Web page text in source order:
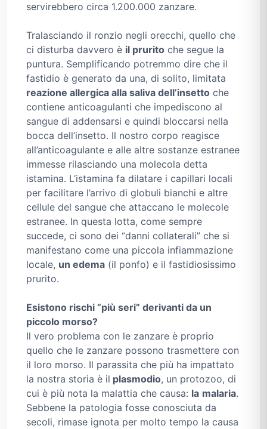
servirebbero circa 1.200.000 zanzare.
Tralasciando il ronzio negli orecchi, quello che
ci disturba davvero è il prurito che segue la
puntura. Semplificando potremmo dire che il
fastidio è generato da una, di solito, limitata
reazione allergica alla saliva dell’insetto che
contiene anticoagulanti che impediscono al
sangue di addensarsi e quindi bloccarsi nella
bocca dell’insetto. Il nostro corpo reagisce
all’anticoagulante e alle altre sostanze estranee
immesse rilasciando una molecola detta
istamina. L’istamina fa dilatare i capillari locali
per facilitare l’arrivo di globuli bianchi e altre
cellule del sangue che attaccano le molecole
estranee. In questa lotta, come sempre
succede, ci sono dei “danni collaterali” che si
manifestano come una piccola infiammazione
locale, un edema (il ponfo) e il fastidiosissimo
prurito.
Esistono rischi “più seri” derivanti da un
piccolo morso?
Il vero problema con le zanzare è proprio
quello che le zanzare possono trasmettere con
il loro morso. Il parassita che più ha impattato
la nostra storia è il plasmodio, un protozoo, di
cui è più nota la malattia che causa: la malaria.
Sebbene la patologia fosse conosciuta da
secoli, rimase ignota per molto tempo la causa